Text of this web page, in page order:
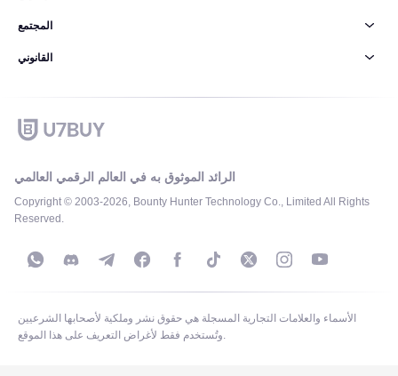
الرائد الموثوق به في العالم الرقمي العالمي
Copyright © 2003-2026, Bounty Hunter Technology Co., Limited All Rights
Reserved.
المجتمع
القانوني
الأسماء والعلامات التجارية المسجلة هي حقوق نشر وملكية لأصحابها الشرعيين
وتُستخدم فقط لأغراض التعريف على هذا الموقع.